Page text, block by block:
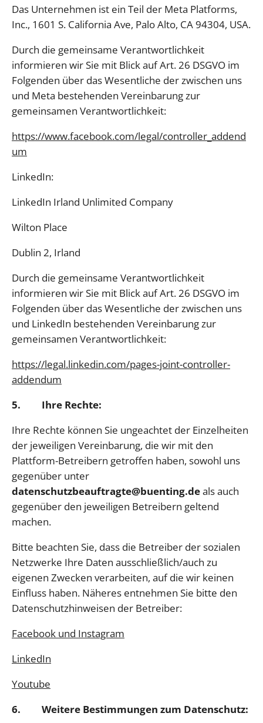
Das Unternehmen ist ein Teil der Meta Platforms,
Inc., 1601 S. California Ave, Palo Alto, CA 94304, USA.
Durch die gemeinsame Verantwortlichkeit
informieren wir Sie mit Blick auf Art. 26 DSGVO im
Folgenden über das Wesentliche der zwischen uns
und Meta bestehenden Vereinbarung zur
gemeinsamen Verantwortlichkeit:
https://www.facebook.com/legal/controller_addend
um
LinkedIn:
LinkedIn Irland Unlimited Company
Wilton Place
Dublin 2, Irland
Durch die gemeinsame Verantwortlichkeit
informieren wir Sie mit Blick auf Art. 26 DSGVO im
Folgenden über das Wesentliche der zwischen uns
und LinkedIn bestehenden Vereinbarung zur
gemeinsamen Verantwortlichkeit:
https://legal.linkedin.com/pages-joint-controller-
addendum
5. Ihre Rechte:
Ihre Rechte können Sie ungeachtet der Einzelheiten
der jeweiligen Vereinbarung, die wir mit den
Plattform-Betreibern getroffen haben, sowohl uns
gegenüber unter
datenschutzbeauftragte@buenting.deals auch
gegenüber den jeweiligen Betreibern geltend
machen.
Bitte beachten Sie, dass die Betreiber der sozialen
Netzwerke Ihre Daten ausschließlich/auch zu
eigenen Zwecken verarbeiten, auf die wir keinen
Einfluss haben. Näheres entnehmen Sie bitte den
Datenschutzhinweisen der Betreiber:
Facebook und Instagram
LinkedIn
Youtube
6. Weitere Bestimmungen zum Datenschutz: